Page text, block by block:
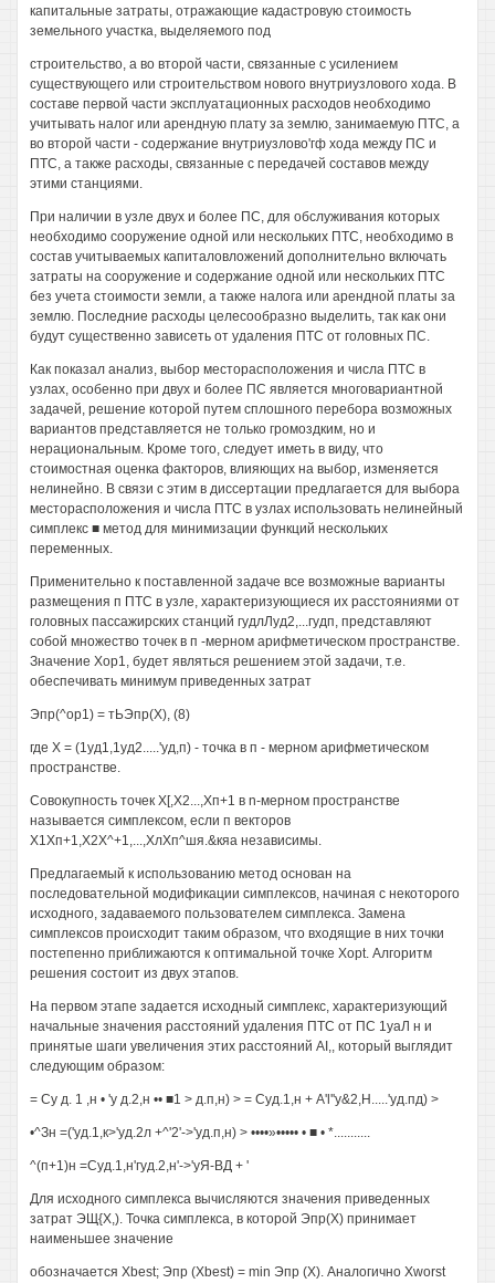
капитальные затраты, отражающие кадастровую стоимость
земельного участка, выделяемого под
строительство, а во второй части, связанные с усилением
существующего или строительством нового внутриузлового хода. В
составе первой части эксплуатационных расходов необходимо
учитывать налог или арендную плату за землю, занимаемую ПТС, а
во второй части - содержание внутриузлово'гф хода между ПС и
ПТС, а также расходы, связанные с передачей составов между
этими станциями.
При наличии в узле двух и более ПС, для обслуживания которых
необходимо сооружение одной или нескольких ПТС, необходимо в
состав учитываемых капиталовложений дополнительно включать
затраты на сооружение и содержание одной или нескольких ПТС
без учета стоимости земли, а также налога или арендной платы за
землю. Последние расходы целесообразно выделить, так как они
будут существенно зависеть от удаления ПТС от головных ПС.
Как показал анализ, выбор месторасположения и числа ПТС в
узлах, особенно при двух и более ПС является многовариантной
задачей, решение которой путем сплошного перебора возможных
вариантов представляется не только громоздким, но и
нерациональным. Кроме того, следует иметь в виду, что
стоимостная оценка факторов, влияющих на выбор, изменяется
нелинейно. В связи с этим в диссертации предлагается для выбора
месторасположения и числа ПТС в узлах использовать нелинейный
симплекс ■ метод для минимизации функций нескольких
переменных.
Применительно к поставленной задаче все возможные варианты
размещения п ПТС в узле, характеризующиеся их расстояниями от
головных пассажирских станций гудлЛуд2,...гудп, представляют
собой множество точек в п -мерном арифметическом пространстве.
Значение Хор1, будет являться решением этой задачи, т.е.
обеспечивать минимум приведенных затрат
Эпр(^ор1) = тЬЭпр(Х), (8)
где X = (1уд1,1уд2.....'уд,п) - точка в п - мерном арифметическом
пространстве.
Совокупность точек Х[,Х2...,Хп+1 в n-мерном пространстве
называется симплексом, если п векторов
Х1Хп+1,Х2Х^+1,...,ХлХп^шя.&кяа независимы.
Предлагаемый к использованию метод основан на
последовательной модификации симплексов, начиная с некоторого
исходного, задаваемого пользователем симплекса. Замена
симплексов происходит таким образом, что входящие в них точки
постепенно приближаются к оптимальной точке Xopt. Алгоритм
решения состоит из двух этапов.
На первом этапе задается исходный симплекс, характеризующий
начальные значения расстояний удаления ПТС от ПС 1уаЛ н и
принятые шаги увеличения этих расстояний AI,, который выглядит
следующим образом:
= Су д. 1 ,н • 'у д.2,н •• ■1 > д.п,н) > = Суд.1,н + A'l''y&2,H.....'уд.пд) >
•^Зн =('уд.1,к>'уд.2л +^'2'->'уд.п,н) > ••••»••••• • ■ • *...........
^(п+1)н =Суд.1,н'гуд.2,н'->'уЯ-ВД + '
Для исходного симплекса вычисляются значения приведенных
затрат ЭЩ{Х,). Точка симплекса, в которой Эпр(Х) принимает
наименьшее значение
обозначается Xbest; Эпр (Xbest) = min Эпр (X). Аналогично Xworst